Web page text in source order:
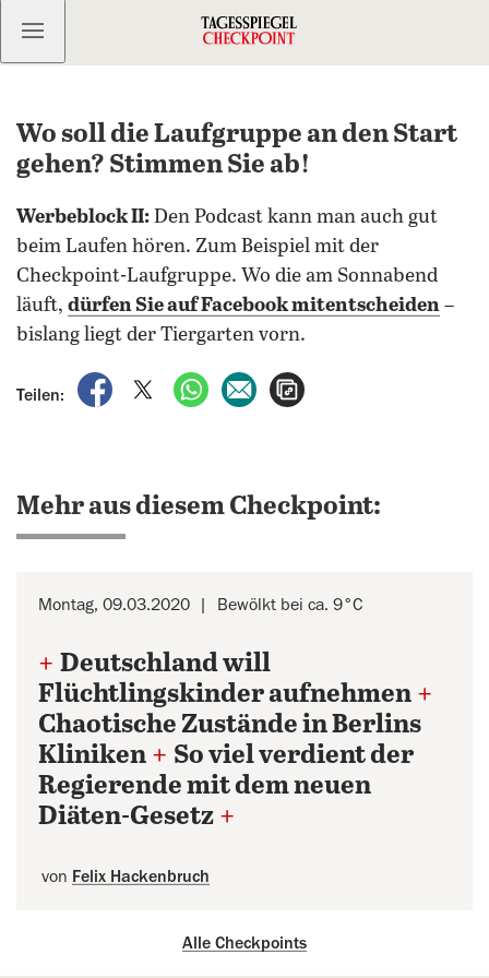
Kostenlos anmelden
Wo soll die Laufgruppe an den Start
gehen? Stimmen Sie ab!
Werbeblock II: Den Podcast kann man auch gut
beim Laufen hören. Zum Beispiel mit der
Checkpoint-Laufgruppe. Wo die am Sonnabend
läuft, dürfen Sie auf Facebook mitentscheiden –
bislang liegt der Tiergarten vorn.
Teilen:
auf Facebook teilen
auf X teilenper WhatsApp teilen
per E-Mail teilen
Mehr aus diesem Checkpoint:
Montag, 09.03.2020 Bewölkt bei ca. 9°C
+ Deutschland will
Flüchtlingskinder aufnehmen +
Chaotische Zustände in Berlins
Kliniken + So viel verdient der
Regierende mit dem neuen
Diäten-Gesetz +
von Felix Hackenbruch
Alle Checkpoints